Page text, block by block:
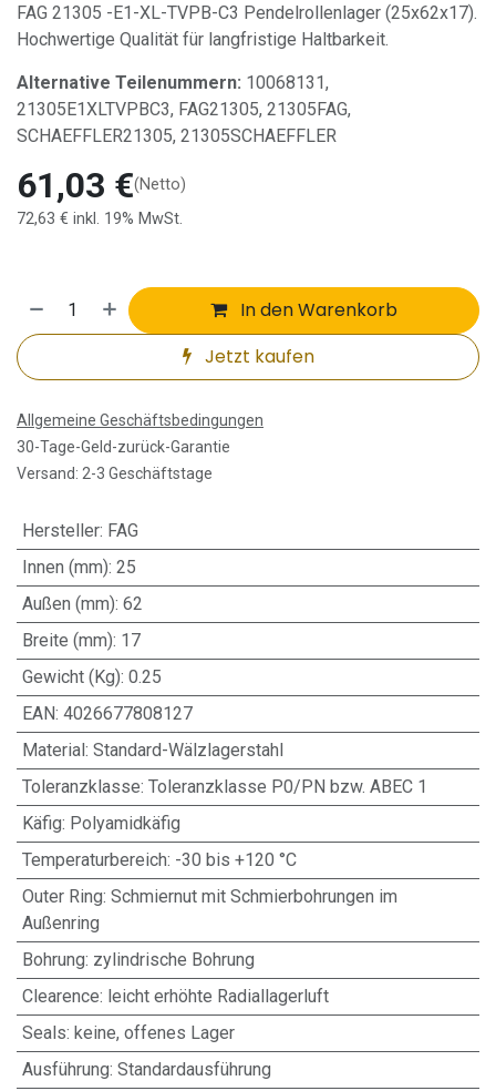
FAG 21305 -E1-XL-TVPB-C3 Pendelrollenlager (25x62x17).
Hochwertige Qualität für langfristige Haltbarkeit.
Alternative Teilenummern: 10068131,
21305E1XLTVPBC3, FAG21305, 21305FAG,
SCHAEFFLER21305, 21305SCHAEFFLER
61,03 €(Netto)
72,63 € inkl. 19% MwSt.
In den Warenkorb
Jetzt kaufen
Allgemeine Geschäftsbedingungen
30-Tage-Geld-zurück-Garantie
Versand: 2-3 Geschäftstage
Hersteller: FAG
Innen (mm): 25
Außen (mm): 62
Breite (mm): 17
Gewicht (Kg): 0.25
EAN: 4026677808127
Material: Standard-Wälzlagerstahl
Toleranzklasse: Toleranzklasse P0/PN bzw. ABEC 1
Käfig: Polyamidkäfig
Temperaturbereich: -30 bis +120 °C
Outer Ring: Schmiernut mit Schmierbohrungen im
Außenring
Bohrung: zylindrische Bohrung
Clearence: leicht erhöhte Radiallagerluft
Seals: keine, offenes Lager
Ausführung: Standardausführung